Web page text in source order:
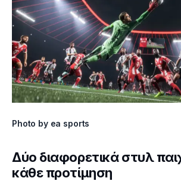
Photo by ea sports
Δύο διαφορετικά στυλ
κάθε προτίμηση